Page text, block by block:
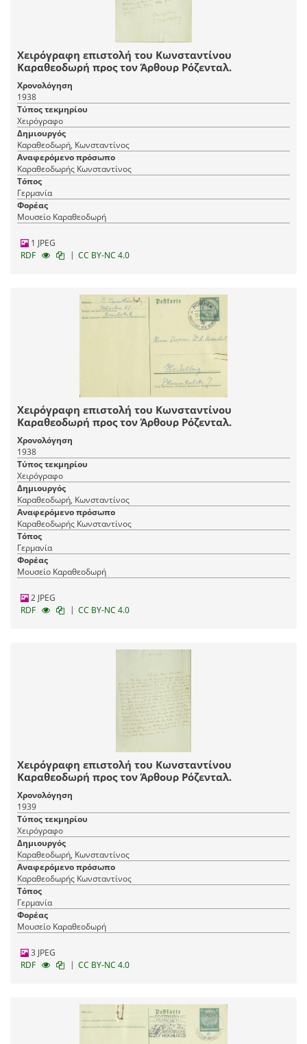
Χειρόγραφη επιστολή του Κωνσταντίνου
Καραθεοδωρή προς τον Άρθουρ Ρόζενταλ.
Χρονολόγηση
1938
Τύπος τεκμηρίου
Χειρόγραφο
Δημιουργός
Καραθεοδωρή, Κωνσταντίνος
Αναφερόμενο πρόσωπο
Καραθεοδωρής Κωνσταντίνος
Τόπος
Γερμανία
Φορέας
Μουσείο Καραθεοδωρή
1 JPEG
RDF
| CC BY-NC 4.0
Χειρόγραφη επιστολή του Κωνσταντίνου
Καραθεοδωρή προς τον Άρθουρ Ρόζενταλ.
Χρονολόγηση
1938
Τύπος τεκμηρίου
Χειρόγραφο
Δημιουργός
Καραθεοδωρή, Κωνσταντίνος
Αναφερόμενο πρόσωπο
Καραθεοδωρής Κωνσταντίνος
Τόπος
Γερμανία
Φορέας
Μουσείο Καραθεοδωρή
2 JPEG
RDF
| CC BY-NC 4.0
Χειρόγραφη επιστολή του Κωνσταντίνου
Καραθεοδωρή προς τον Άρθουρ Ρόζενταλ.
Χρονολόγηση
1939
Τύπος τεκμηρίου
Χειρόγραφο
Δημιουργός
Καραθεοδωρή, Κωνσταντίνος
Αναφερόμενο πρόσωπο
Καραθεοδωρής Κωνσταντίνος
Τόπος
Γερμανία
Φορέας
Μουσείο Καραθεοδωρή
3 JPEG
RDF
| CC BY-NC 4.0